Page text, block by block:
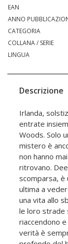
EAN
ANNO
CATEGORIA
COLLANA / SERIE
LINGUA
Descrizione
Irlanda,
entrate
Woods. Solo
mistero è
non hanno
ritrovano.
scomparsa, è
ultima a
una vita allo
le loro strade
riaccendono
verità è